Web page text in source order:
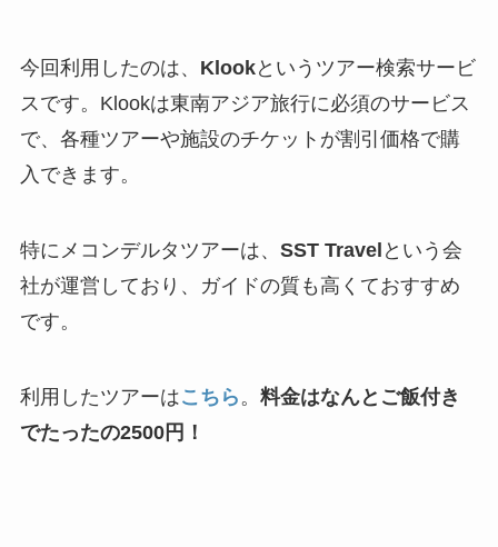
今回利用したのは、 Klookというツアー検索サービ
スです。Klookは東南アジア旅行に必須のサービス
で、各種ツアーや施設のチケットが割引価格で購
入できます。
特にメコンデルタツアーは、 SST Travel という会
社が運営しており、ガイドの質も高くておすすめ
です。
利用したツアーはこちら 。 料金はなんとご飯付き
でたったの2500円！